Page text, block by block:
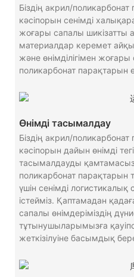
Біздің акрил/
кәсіпорын сенімді
жоғары сапалы шикізатты
материалдар керемет
және өнімділігімен
поликарбонат парақтарын
Өнімді тасымалдау
Біздің акрил/
кәсіпорын дайын өнімді
тасымалдауды қамтамасыз
поликарбонат парақтарын
үшін сенімді
істейміз. Қаптамадан
сапалы өнімдеріміздің
тұтынушыларымызға
жеткізілуіне басымдық